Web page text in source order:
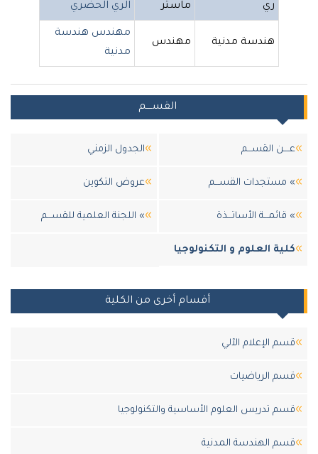
ري ماستر الري الحضري
هندسة مدنية مهندس
مهندس هندسة
مدنية
القســــم
عــــن القســـم الجدول الزمني
» مستجدات القســـم عروض التكوين
» قائمـــة الأساتـــذة » اللجنة العلمية للقســـم
كلية العلوم و التكنولوجيا
أقسام أخرى من الكلية
قسم الإعلام الآلي
قسم الرياضيات
قسم تدريس العلوم الأساسية والتكنولوجيا
قسم الهندسة المدنية